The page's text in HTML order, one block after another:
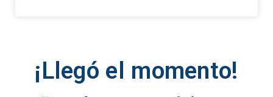
¡Llegó el momento!